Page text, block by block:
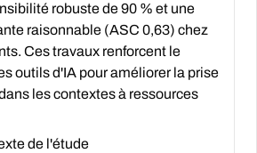
robuste de 90 % et une
raisonnable (ASC 0,63) chez
Ces travaux renforcent le
outils d'IA pour améliorer la prise
les contextes à ressources
de l'étude